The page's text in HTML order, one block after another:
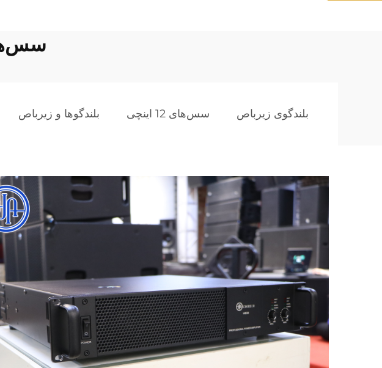
سس‌های
بلندگوی زیرباص سس‌های 12 اینچی بلندگوها و زیرباص